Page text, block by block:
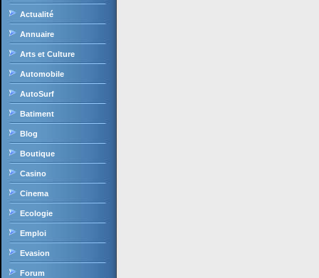
Actualité
Annuaire
Arts et Culture
Automobile
AutoSurf
Batiment
Blog
Boutique
Casino
Cinema
Ecologie
Emploi
Evasion
Forum